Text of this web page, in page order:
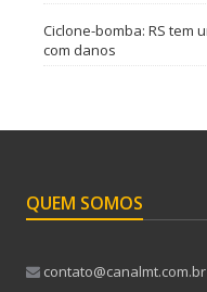
Ciclone-bomba: RS tem
com danos
QUEM SOMOS
contato@canalmt.com.br